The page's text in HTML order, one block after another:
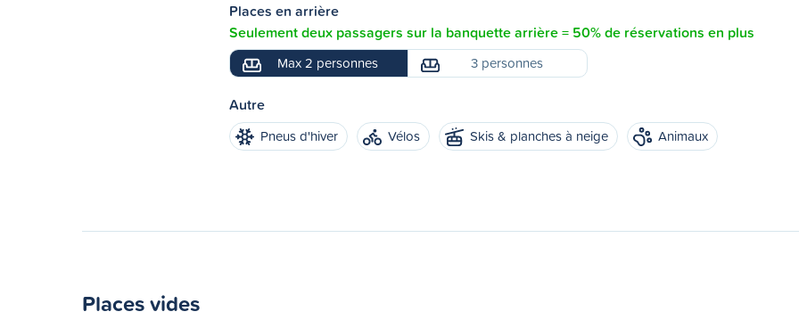
Places en arrière
Seulement deux passagers sur la banquette arrière = 50% de réservations en plus
Max 2 personnes 3 personnes
Autre
Pneus d'hiver Vélos Skis & planches à neige Animaux
Places vides